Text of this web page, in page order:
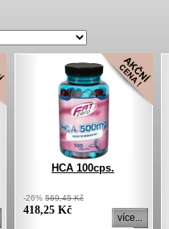
HCA 100cps.
-26% 569,45 Kč
418,25 Kč
více...